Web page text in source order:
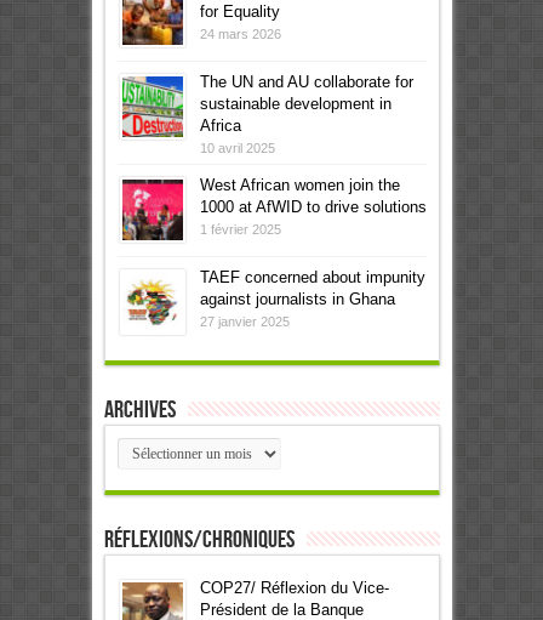
for Equality
24 mars 2026
The UN and AU collaborate for
sustainable development in
Africa
10 avril 2025
West African women join the
1000 at AfWID to drive solutions
1 février 2025
TAEF concerned about impunity
against journalists in Ghana
27 janvier 2025
Archives
Archives
Réflexions/Chroniques
COP27/ Réflexion du Vice-
Président de la Banque